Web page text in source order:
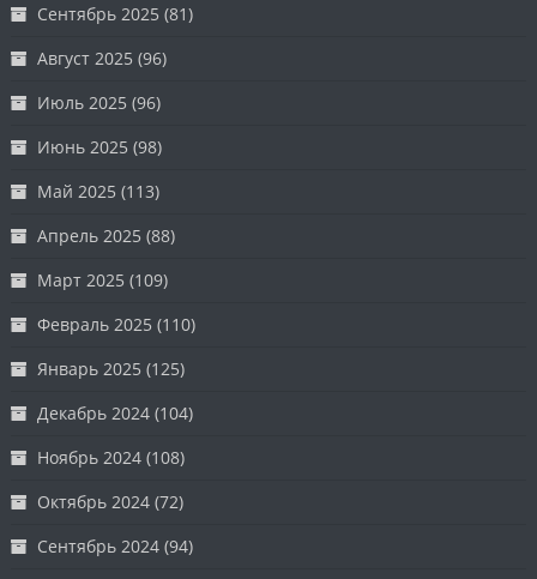
Сентябрь 2025 (81)
Август 2025 (96)
Июль 2025 (96)
Июнь 2025 (98)
Май 2025 (113)
Апрель 2025 (88)
Март 2025 (109)
Февраль 2025 (110)
Январь 2025 (125)
Декабрь 2024 (104)
Ноябрь 2024 (108)
Октябрь 2024 (72)
Сентябрь 2024 (94)